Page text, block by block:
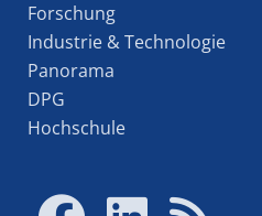
Forschung
Industrie & Technologie
Panorama
DPG
Hochschule